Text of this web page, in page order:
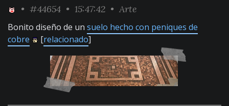
• #44654 • 15:47:42 • Arte
Bonito diseño de un suelo hecho con peniques de
cobre
[relacionado]